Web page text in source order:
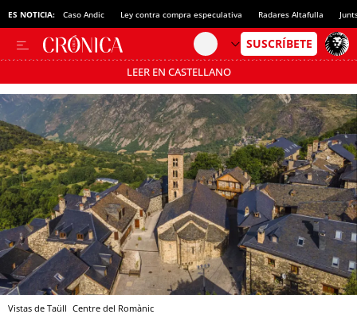
ES NOTICIA: Caso Andic Ley contra compra especulativa Radares Altafulla
LEER EN CASTELLANO
Pásate al MODO AHORRO
Vistas de Taüll Centre del Romànic